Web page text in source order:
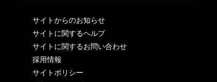
サイトからのお知らせ
サイトに関するヘルプ
サイトに関するお問い合わせ
採用情報
サイトポリシー